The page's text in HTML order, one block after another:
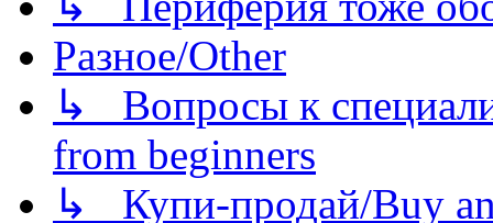
Разное/Other
↳ Вопросы к
from beginners
↳ Купи-продай/Buy